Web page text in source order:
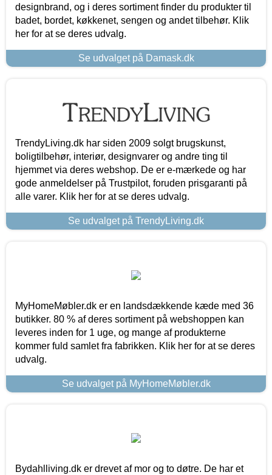
designbrand, og i deres sortiment finder du produkter til
badet, bordet, køkkenet, sengen og andet tilbehør. Klik
her for at se deres udvalg.
Se udvalget på Damask.dk
TrendyLiving.dk har siden 2009 solgt brugskunst,
boligtilbehør, interiør, designvarer og andre ting til
hjemmet via deres webshop. De er e-mærkede og har
gode anmeldelser på Trustpilot, foruden prisgaranti på
alle varer. Klik her for at se deres udvalg.
Se udvalget på TrendyLiving.dk
MyHomeMøbler.dk er en landsdækkende kæde med 36
butikker. 80 % af deres sortiment på webshoppen kan
leveres inden for 1 uge, og mange af produkterne
kommer fuld samlet fra fabrikken. Klik her for at se deres
udvalg.
Se udvalget på MyHomeMøbler.dk
Bydahlliving.dk er drevet af mor og to døtre. De har et